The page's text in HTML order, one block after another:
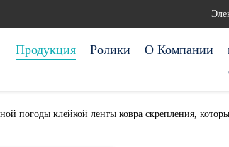
Продукция Ролики О Компании
погоды клейкой ленты ковра скрепления,